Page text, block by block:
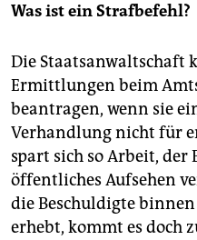
Was ist ein Strafbefehl?
Die Staatsanwaltschaft
Ermittlungen beim
beantragen, wenn sie
Verhandlung nicht für
spart sich so Arbeit, der
öffentliches Aufsehen
die Beschuldigte
erhebt, kommt es doch